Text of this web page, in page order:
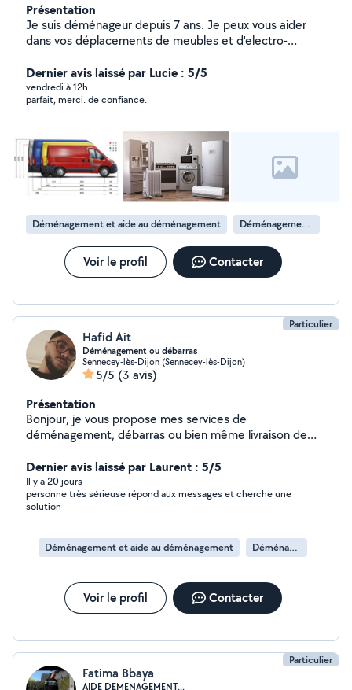
Présentation
Je suis déménageur depuis 7 ans. Je peux vous aider
dans vos déplacements de meubles et d'electro-
adapté.
Dernier avis laissé par Lucie : 5/5
vendredi à 12h
parfait, merci. de confiance.
Déménagement et aide au déménagement Déménagement de maison
Voir le profil Contacter
Particulier
Hafid Ait
Déménagement ou débarras
Sennecey-lès-Dijon (Sennecey-lès-Dijon)
5/5 (3 avis)
Présentation
Bonjour, je vous propose mes services de
déménagement, débarras ou bien même livraison de
déménagement je suis prêt à vous aider.
Dernier avis laissé par Laurent : 5/5
Il y a 20 jours
personne très sérieuse répond aux messages et cherche une
solution
Déménagement et aide au déménagement Déménagement de maison
Voir le profil Contacter
Particulier
Fatima Bbaya
AIDE DEMENAGEMENT...